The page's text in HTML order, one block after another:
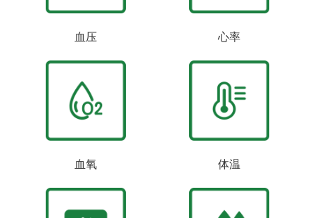
血压 心率
血氧 体温